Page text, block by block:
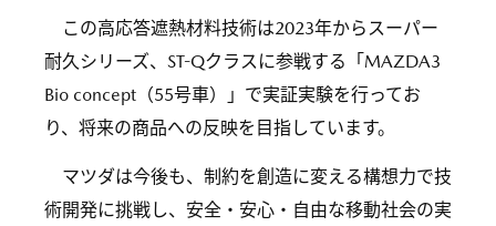
この高応答遮熱材料技術は2023年からスーパー
耐久シリーズ、ST-Qクラスに参戦する「MAZDA3
Bio concept（55号車）」で実証実験を行ってお
り、将来の商品への反映を目指しています。
マツダは今後も、制約を創造に変える構想力で技
術開発に挑戦し、安全・安心・自由な移動社会の実